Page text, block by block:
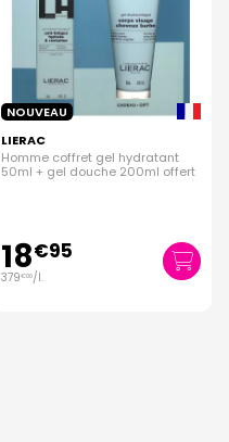
NOUVEAU
LIERAC
Homme coffret gel hydratant
50ml + gel douche 200ml offert
18€95
379€00/l.